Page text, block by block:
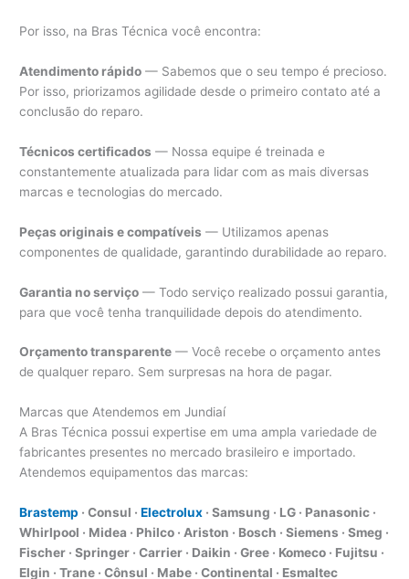
Por isso, na Bras Técnica você encontra:
Atendimento rápido — Sabemos que o seu tempo é precioso.
Por isso, priorizamos agilidade desde o primeiro contato até a
conclusão do reparo.
Técnicos certificados — Nossa equipe é treinada e
constantemente atualizada para lidar com as mais diversas
marcas e tecnologias do mercado.
Peças originais e compatíveis — Utilizamos apenas
componentes de qualidade, garantindo durabilidade ao reparo.
Garantia no serviço — Todo serviço realizado possui garantia,
para que você tenha tranquilidade depois do atendimento.
Orçamento transparente — Você recebe o orçamento antes
de qualquer reparo. Sem surpresas na hora de pagar.
Marcas que Atendemos em Jundiaí
A Bras Técnica possui expertise em uma ampla variedade de
fabricantes presentes no mercado brasileiro e importado.
Atendemos equipamentos das marcas:
Brastemp · Consul ·Electrolux · Samsung · LG · Panasonic ·
Whirlpool · Midea · Philco · Ariston · Bosch · Siemens · Smeg ·
Fischer · Springer · Carrier · Daikin · Gree · Komeco · Fujitsu ·
Elgin · Trane · Cônsul · Mabe · Continental · Esmaltec